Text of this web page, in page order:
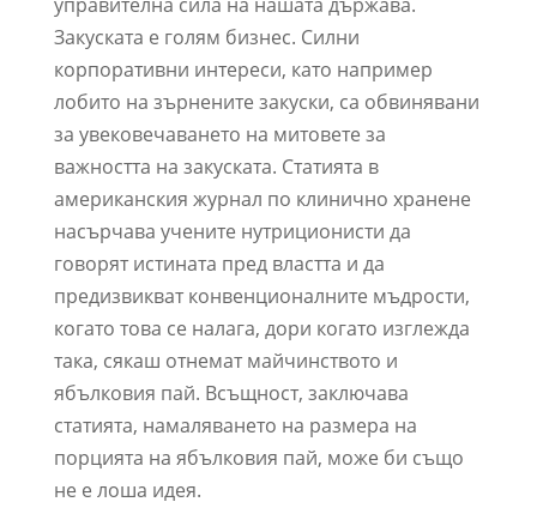
Закуската е голям бизнес. Силни
корпоративни интереси, като например
лобито на зърнените закуски, са обвинявани
за увековечаването на митовете за
важността на закуската. Статията в
американския журнал по клинично хранене
насърчава учените нутриционисти да
говорят истината пред властта и да
предизвикват конвенционалните мъдрости,
когато това се налага, дори когато изглежда
така, сякаш отнемат майчинството и
ябълковия пай. Всъщност, заключава
статията, намаляването на размера на
порцията на ябълковия пай, може би също
не е лоша идея.